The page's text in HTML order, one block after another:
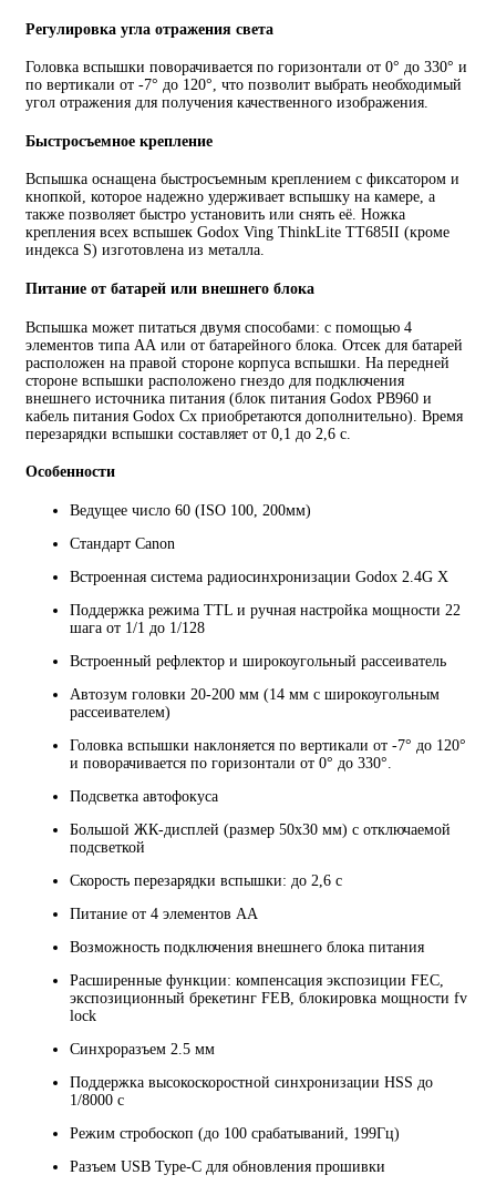
Регулировка угла отражения света
Головка вспышки поворачивается по горизонтали от 0° до 330° и
по вертикали от -7° до 120°, что позволит выбрать необходимый
угол отражения для получения качественного изображения.
Быстросъемное крепление
Вспышка оснащена быстросъемным креплением с фиксатором и
кнопкой, которое надежно удерживает вспышку на камере, а
также позволяет быстро установить или снять её. Ножка
крепления всех вспышек Godox Ving ThinkLite TT685II (кроме
индекса S) изготовлена из металла.
Питание от батарей или внешнего блока
Вспышка может питаться двумя способами: с помощью 4
элементов типа АА или от батарейного блока. Отсек для батарей
расположен на правой стороне корпуса вспышки. На передней
стороне вспышки расположено гнездо для подключения
внешнего источника питания (блок питания Godox PB960 и
кабель питания Godox Cx приобретаются дополнительно). Время
перезарядки вспышки составляет от 0,1 до 2,6 с.
Особенности
Ведущее число 60 (ISO 100, 200мм)
Стандарт Canon
Встроенная система радиосинхронизации Godox 2.4G X
Поддержка режима TTL и ручная настройка мощности 22
шага от 1/1 до 1/128
Встроенный рефлектор и широкоугольный рассеиватель
Автозум головки 20-200 мм (14 мм с широкоугольным
рассеивателем)
Головка вспышки наклоняется по вертикали от -7° до 120°
и поворачивается по горизонтали от 0° до 330°.
Подсветка автофокуса
Большой ЖК-дисплей (размер 50х30 мм) с отключаемой
подсветкой
Скорость перезарядки вспышки: до 2,6 с
Питание от 4 элементов АА
Возможность подключения внешнего блока питания
Расширенные функции: компенсация экспозиции FEC,
экспозиционный брекетинг FEB, блокировка мощности fv
lock
Синхроразъем 2.5 мм
Поддержка высокоскоростной синхронизации HSS до
1/8000 с
Режим стробоскоп (до 100 срабатываний, 199Гц)
Разъем USB Type-C для обновления прошивки